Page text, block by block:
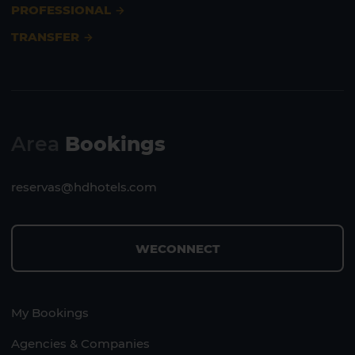
PROFESSIONAL
TRANSFER
Bookings
reservas@hdhotels.com
WECONNECT
My Bookings
Agencies & Companies